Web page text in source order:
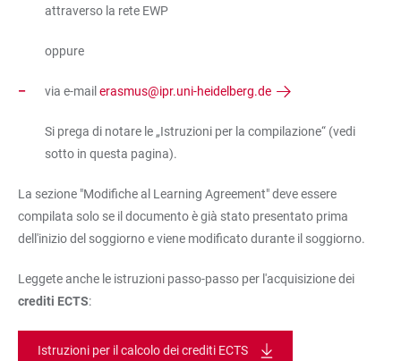
attraverso la rete EWP
oppure
via e-mail erasmus@ipr.uni-heidelberg.de
Si prega di notare le „Istruzioni per la compilazione“ (vedi
sotto in questa pagina).
La sezione "Modifiche al Learning Agreement" deve essere
compilata solo se il documento è già stato presentato prima
dell'inizio del soggiorno e viene modificato durante il soggiorno.
Leggete anche le istruzioni passo-passo per l'acquisizione dei
crediti ECTS:
Istruzioni per il calcolo dei crediti ECTS